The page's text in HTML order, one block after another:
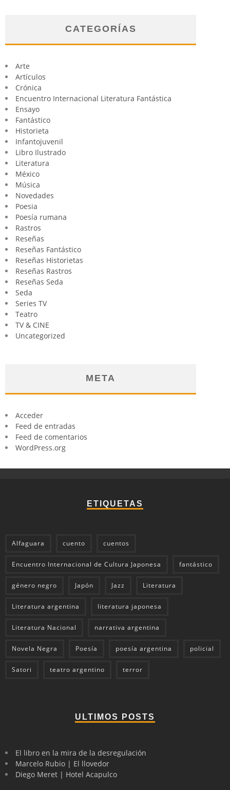
CATEGORÍAS
Arte
Artículos
Crónica
Encuentro Internacional Literatura Fantástica
Ensayo
Fantástico
Historieta
Infantojuvenil
Libro Ilustrado
Literatura
México
Música
Novedades
Poesia
Poesía rumana
Rastros
Reseñas
Reseñas Fantástico
Reseñas Historietas
Reseñas Rastros
Reseñas Seda
Seda
Series TV
Teatro
TV & CINE
Uncategorized
META
Acceder
Feed de entradas
Feed de comentarios
WordPress.org
ETIQUETAS
Alfaguara cuento cuentos
Encuentro Internacional de Cultura Japonesa fantástico
género negro Japón Jazz Literatura
Literatura argentina literatura japonesa
Literatura Nacional narrativa argentina
Novela Negra Poesía poesía argentina policial
Satori teatro argentino terror
ULTIMOS POSTS
El libro en la mira de la desregulación
Marcelo Rubio | El llovedor
Diego Meret | Hotel Acapulco